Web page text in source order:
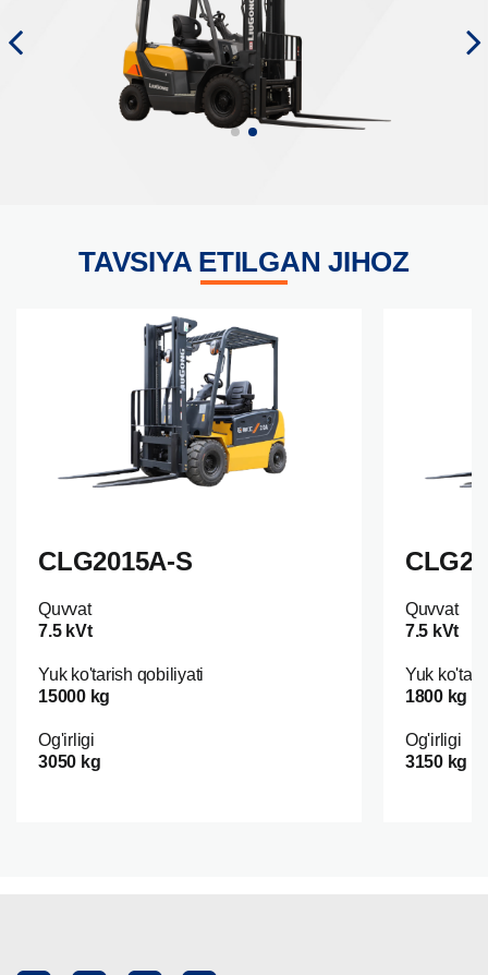
TAVSIYA ETILGAN JIHOZ
CLG2015A-S
Quvvat
7.5 kVt
Yuk ko'tarish qobiliyati
15000 kg
Og'irligi
3050 kg
Quvvat
7.5 kVt
Yuk
1800 kg
Og'irligi
3150 kg